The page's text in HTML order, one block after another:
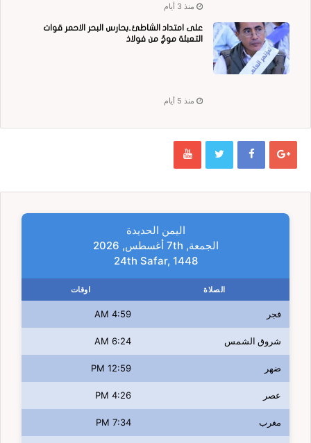
منذ 3 أيام
على امتداد الشاطئ..بحارس البحر الاحمر قوات
التعبئة موجٌ من فولاذ
منذ 5 أيام
اليمن الحديدة
الجمعة, 7th أغسطس, 2026
24th Safar, 1448
الصلاة اوقات
فجر 4:59 AM
شروق الشمس 6:24 AM
ضهر 12:59 PM
عصر 4:26 PM
مغرب 7:34 PM